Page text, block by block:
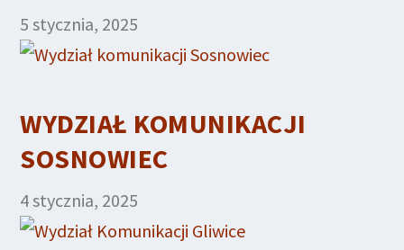
5 stycznia, 2025
WYDZIAŁ KOMUNIKACJI
SOSNOWIEC
4 stycznia, 2025